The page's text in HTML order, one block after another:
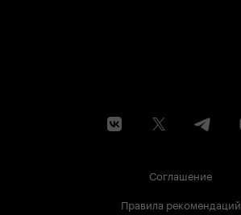
Соглашение
Правила рекомендаций